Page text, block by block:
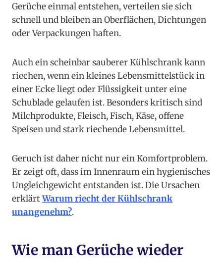
Gerüche einmal entstehen, verteilen sie sich
schnell und bleiben an Oberflächen, Dichtungen
oder Verpackungen haften.
Auch ein scheinbar sauberer Kühlschrank kann
riechen, wenn ein kleines Lebensmittelstück in
einer Ecke liegt oder Flüssigkeit unter eine
Schublade gelaufen ist. Besonders kritisch sind
Milchprodukte, Fleisch, Fisch, Käse, offene
Speisen und stark riechende Lebensmittel.
Geruch ist daher nicht nur ein Komfortproblem.
Er zeigt oft, dass im Innenraum ein hygienisches
Ungleichgewicht entstanden ist. Die Ursachen
erklärtWarum riecht der Kühlschrank
unangenehm?.
Wie man Gerüche wieder